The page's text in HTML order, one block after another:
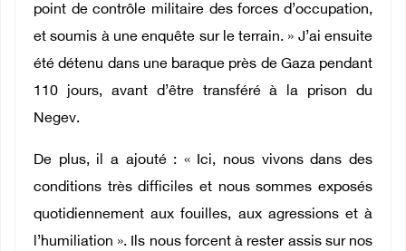
point de contrôle militaire des forces d’occupation,
et soumis à une enquête sur le terrain. » J’ai ensuite
été détenu dans une baraque près de Gaza pendant
110 jours, avant d’être transféré à la prison du
Negev.
De plus, il a ajouté : « Ici, nous vivons dans des
conditions très difficiles et nous sommes exposés
quotidiennement aux fouilles, aux agressions et à
l’humiliation ». Ils nous forcent à rester assis sur nos